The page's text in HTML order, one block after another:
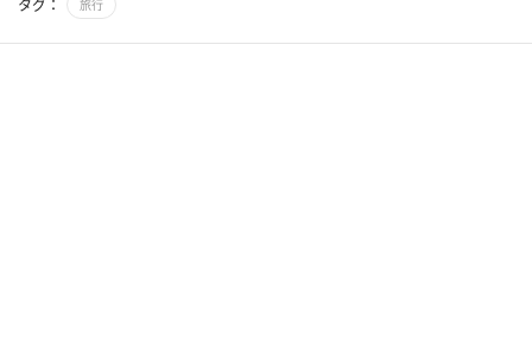
タグ： 旅行